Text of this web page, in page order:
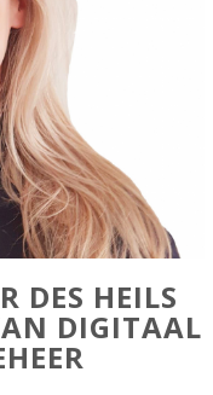
DES HEILS
DIGITAAL